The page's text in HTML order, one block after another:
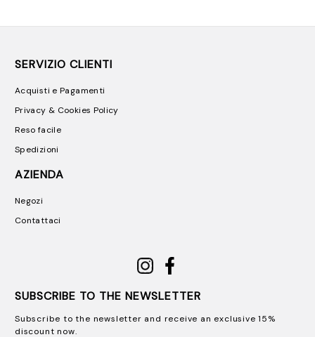
SERVIZIO CLIENTI
Acquisti e Pagamenti
Privacy & Cookies Policy
Reso facile
Spedizioni
AZIENDA
Negozi
Contattaci
SUBSCRIBE TO THE NEWSLETTER
Subscribe to the newsletter and receive an exclusive 15%
discount now.